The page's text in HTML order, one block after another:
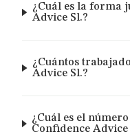
¿Cuál es la forma
Advice Sl.?
¿Cuántos
Advice Sl.?
¿Cuál es el
Confidence Advice